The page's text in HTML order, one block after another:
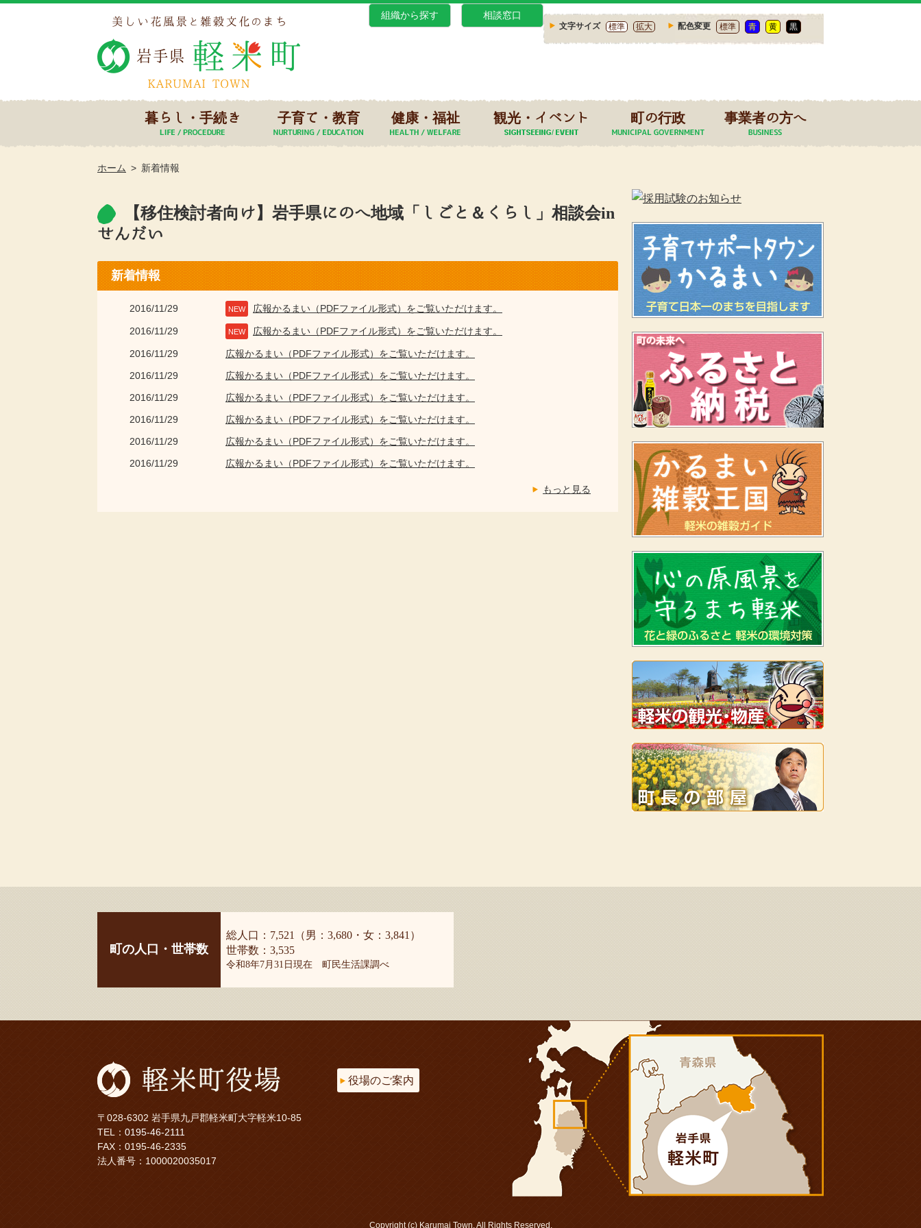
文字サイズ 標準 拡大 配色変更 標準 青 黄 黒
組織から探す 相談窓口
暮らし・手続き 子育て・教育 健康・福祉 観光・イベント 町の行政 事業者の方へ
ホーム 新着情報
【移住検討者向け】岩手県にのへ地域「しごと＆くらし」相談会in
せんだい
新着情報
2016/11/29 NEW 広報かるまい（PDFファイル形式）をご覧いただけます。
2016/11/29 NEW 広報かるまい（PDFファイル形式）をご覧いただけます。
2016/11/29
広報かるまい（PDFファイル形式）をご覧いただけます。
2016/11/29
広報かるまい（PDFファイル形式）をご覧いただけます。
2016/11/29
広報かるまい（PDFファイル形式）をご覧いただけます。
2016/11/29
広報かるまい（PDFファイル形式）をご覧いただけます。
2016/11/29
広報かるまい（PDFファイル形式）をご覧いただけます。
2016/11/29
広報かるまい（PDFファイル形式）をご覧いただけます。
もっと見る
町の人口・世帯数
総人口：7,521（男：3,680・女：3,841）
世帯数：3,535
令和8年7月31日現在 町民生活課調べ
〒028-6302 岩手県九戸郡軽米町大字軽米10-85
TEL： 0195-46-2111
FAX：0195-46-2335
法人番号：1000020035017
役場のご案内
Copyright (c) Karumai Town. All Rights Reserved.